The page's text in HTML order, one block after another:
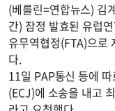
(베를린=연합뉴스) 김
간) 잠정 발효된 유럽
유무역협정(FTA)으로
다.
11일 PAP통신 등에
(ECJ)에 소송을 내고